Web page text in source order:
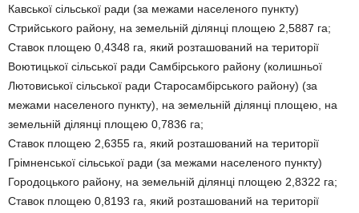
Кавської сільської ради (за межами населеного пункту)
Стрийського району, на земельній ділянці площею 2,5887 га;
Ставок площею 0,4348 га, який розташований на території
Воютицької сільської ради Самбірського району (колишньої
Лютовиської сільської ради Старосамбірського району) (за
межами населеного пункту), на земельній ділянці площею, на
земельній ділянці площею 0,7836 га;
Ставок площею 2,6355 га, який розташований на території
Грімненської сільської ради (за межами населеного пункту)
Городоцького району, на земельній ділянці площею 2,8322 га;
Ставок площею 0,8193 га, який розташований на території